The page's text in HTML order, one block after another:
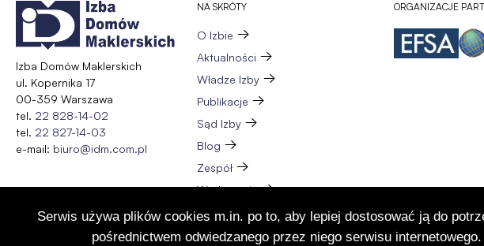
Serwis używa plików cookies m.in. po to, aby lepiej dostosować ją do
pośrednictwem odwiedzanego przez niego serwisu
Izba Domów Maklerskich
ul. Kopernika 17
00-359 Warszawa
tel. 22 828-14-02
tel. 22 827-14-03
e-mail: biuro@idm.com.pl
NA SKRÓTY
O Izbie
Aktualności
Władze Izby
Publikacje
Sąd Izby
Blog
Zespół
Wydarzenia
Członkostwo
Kontakt
ORGANIZACJE